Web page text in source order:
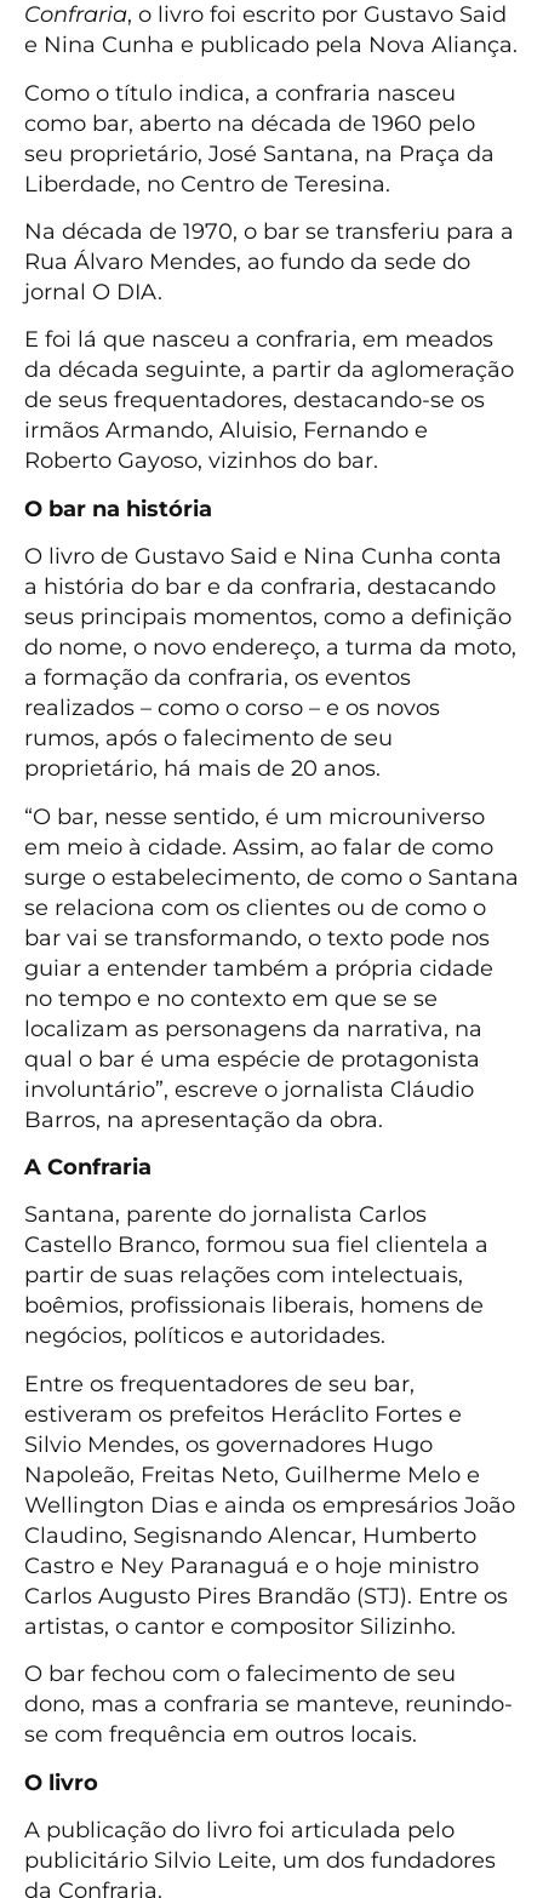
Confraria, o livro foi escrito por Gustavo Said
e Nina Cunha e publicado pela Nova Aliança.
Como o título indica, a confraria nasceu
como bar, aberto na década de 1960 pelo
seu proprietário, José Santana, na Praça da
Liberdade, no Centro de Teresina.
Na década de 1970, o bar se transferiu para a
Rua Álvaro Mendes, ao fundo da sede do
jornal O DIA.
E foi lá que nasceu a confraria, em meados
da década seguinte, a partir da aglomeração
de seus frequentadores, destacando-se os
irmãos Armando, Aluisio, Fernando e
Roberto Gayoso, vizinhos do bar.
O bar na história
O livro de Gustavo Said e Nina Cunha conta
a história do bar e da confraria, destacando
seus principais momentos, como a definição
do nome, o novo endereço, a turma da moto,
a formação da confraria, os eventos
realizados – como o corso – e os novos
rumos, após o falecimento de seu
proprietário, há mais de 20 anos.
“O bar, nesse sentido, é um microuniverso
em meio à cidade. Assim, ao falar de como
surge o estabelecimento, de como o Santana
se relaciona com os clientes ou de como o
bar vai se transformando, o texto pode nos
guiar a entender também a própria cidade
no tempo e no contexto em que se se
localizam as personagens da narrativa, na
qual o bar é uma espécie de protagonista
involuntário”, escreve o jornalista Cláudio
Barros, na apresentação da obra.
A Confraria
Santana, parente do jornalista Carlos
Castello Branco, formou sua fiel clientela a
partir de suas relações com intelectuais,
boêmios, profissionais liberais, homens de
negócios, políticos e autoridades.
Entre os frequentadores de seu bar,
estiveram os prefeitos Heráclito Fortes e
Silvio Mendes, os governadores Hugo
Napoleão, Freitas Neto, Guilherme Melo e
Wellington Dias e ainda os empresários João
Claudino, Segisnando Alencar, Humberto
Castro e Ney Paranaguá e o hoje ministro
Carlos Augusto Pires Brandão (STJ). Entre os
artistas, o cantor e compositor Silizinho.
O bar fechou com o falecimento de seu
dono, mas a confraria se manteve, reunindo-
se com frequência em outros locais.
O livro
A publicação do livro foi articulada pelo
publicitário Silvio Leite, um dos fundadores
da Confraria.